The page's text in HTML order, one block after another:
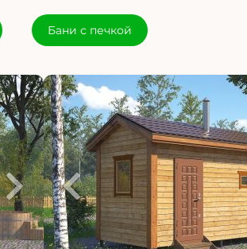
Бани с печкой